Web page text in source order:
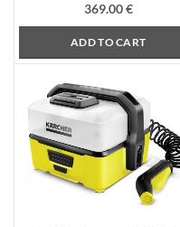
369.00€
ADD TO CART